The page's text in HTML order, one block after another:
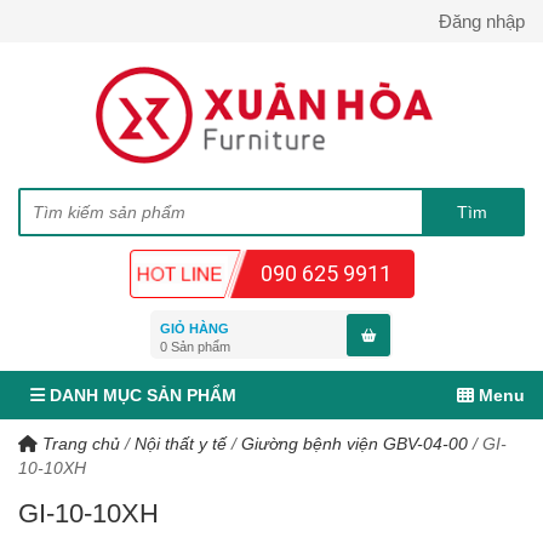
Đăng nhập
090 625 9911
GIỎ HÀNG
0 Sản phẩm
DANH MỤC SẢN PHẨM Menu
Trang chủ /Nội thất y tế/Giường bệnh viện GBV-04-00 /GI-
10-10XH
GI-10-10XH